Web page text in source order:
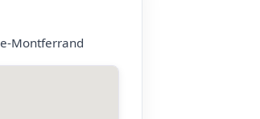
Montferrand